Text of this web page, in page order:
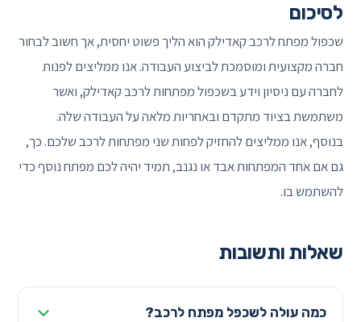
לסיכום
שכפול מפתח לרכב קאדילק הוא הליך פשוט יחסית, אך חשוב לבחור
חברה מקצועית ומוסמכת לביצוע העבודה. אנו ממליצים לפנות
לחברה עם ניסיון וידע בשכפול מפתחות לרכב קאדילק, ואשר
משתמשת בציוד מתקדם ובאחריות מלאה על העבודה שלה.
בנוסף, אנו ממליצים להחזיק לפחות שני מפתחות לרכב שלכם. כך,
גם אם אחד המפתחות אבד או נגנב, תמיד יהיה לכם מפתח נוסף כדי
להשתמש בו.
שאלות ותשובות
כמה עולה לשכפל מפתח לרכב?